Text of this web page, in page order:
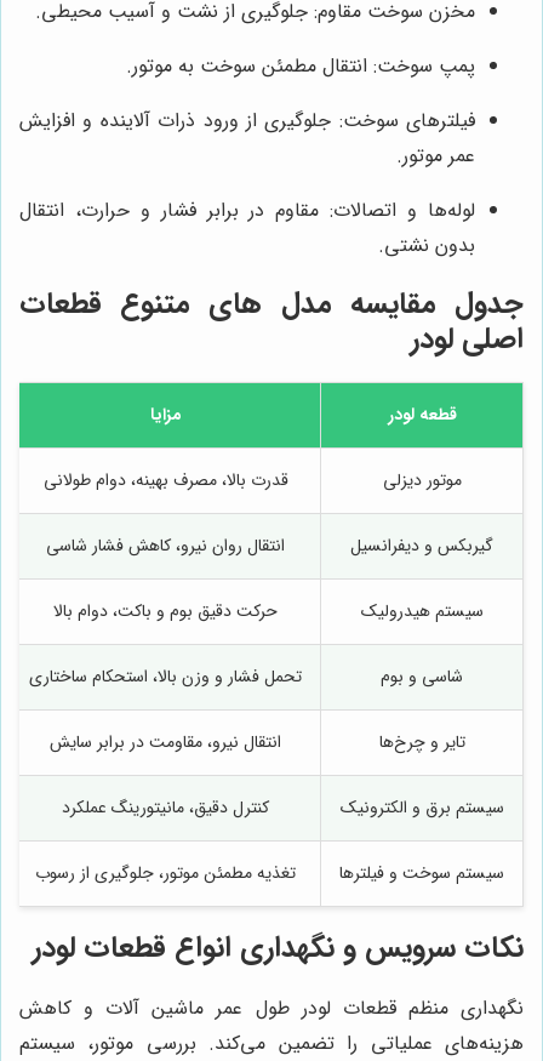
مخزن سوخت مقاوم: جلوگیری از نشت و آسیب محیطی.
پمپ سوخت: انتقال مطمئن سوخت به موتور.
فیلترهای سوخت: جلوگیری از ورود ذرات آلاینده و افزایش
عمر موتور.
لوله‌ها و اتصالات: مقاوم در برابر فشار و حرارت، انتقال
بدون نشتی.
جدول مقایسه مدل های متنوع قطعات
اصلی لودر
قطعه لودر مزایا
موتور دیزلی قدرت بالا، مصرف بهینه، دوام طولانی
گیربکس و دیفرانسیل انتقال روان نیرو، کاهش فشار شاسی
سیستم هیدرولیک حرکت دقیق بوم و باکت، دوام بالا
شاسی و بوم تحمل فشار و وزن بالا، استحکام ساختاری
تایر و چرخ‌ها انتقال نیرو، مقاومت در برابر سایش
سیستم برق و الکترونیک کنترل دقیق، مانیتورینگ عملکرد
سیستم سوخت و فیلترها تغذیه مطمئن موتور، جلوگیری از رسوب
نکات سرویس و نگهداری انواع قطعات لودر
نگهداری منظم قطعات لودر طول عمر ماشین آلات و کاهش
هزینه‌های عملیاتی را تضمین می‌کند. بررسی موتور، سیستم